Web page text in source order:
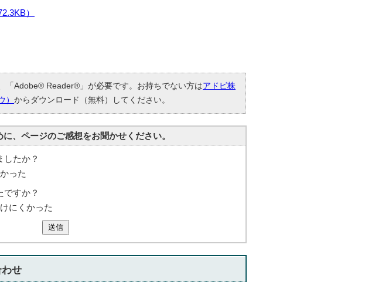
）
「Adobe® Reader®」が必要です。お持ちでない方はアドビ株
） からダウンロード（無料）してください。
、ページのご感想をお聞かせください。
したか？
った
ですか？
にくかった
送信
せ